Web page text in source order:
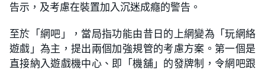
告示，及考慮在裝置加入沉迷成癮的警告。
至於「網吧」，當局指功能由昔日的上網變為「玩網絡
遊戲」為主，提出兩個加強規管的考慮方案。第一個是
直接納入遊戲機中心、即「機舖」的發牌制，令網吧跟